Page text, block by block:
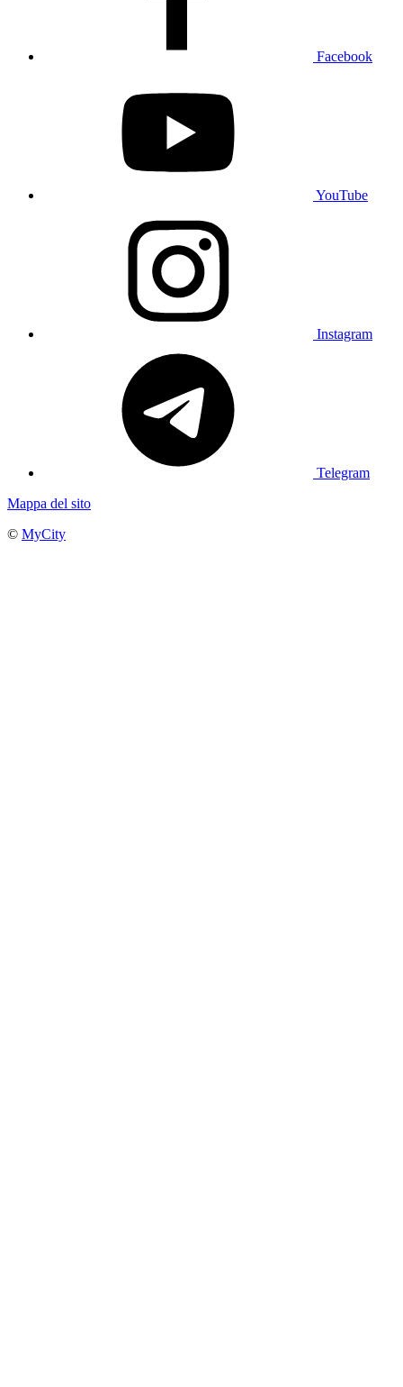
Facebook
YouTube
Instagram
Telegram
Mappa del sito
© MyCity